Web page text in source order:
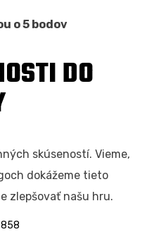
o 5 bodov
DO
skúseností. Vieme,
dokážeme tieto
zlepšovať našu hru.